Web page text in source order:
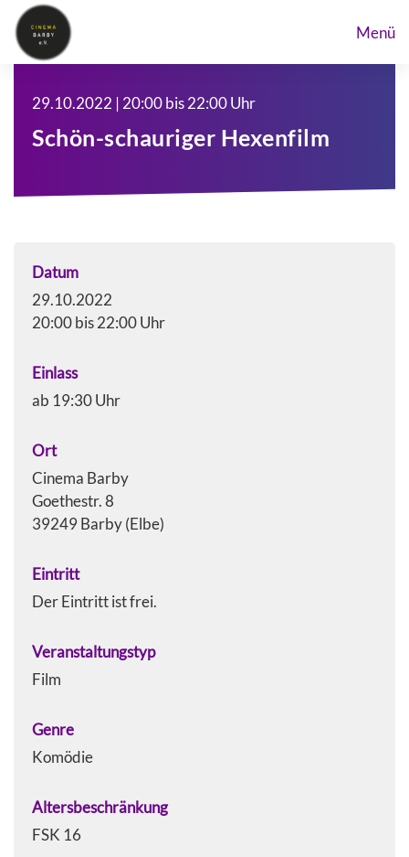
Menü
29.10.2022 | 20:00 bis 22:00 Uhr
Schön-schauriger Hexenfilm
Datum
29.10.2022
20:00 bis 22:00 Uhr
Einlass
ab 19:30 Uhr
Ort
Cinema Barby
Goethestr. 8
39249 Barby (Elbe)
Eintritt
Der Eintritt ist frei.
Veranstaltungstyp
Film
Genre
Komödie
Altersbeschränkung
FSK 16